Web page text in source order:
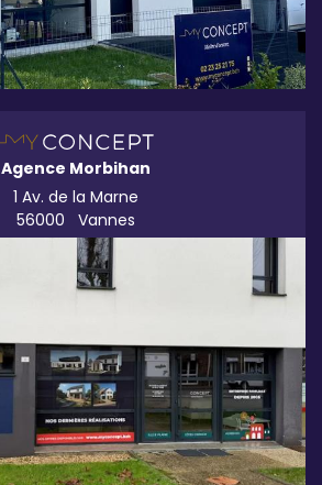
Agence Morbihan
1 Av. de la Marne
56000
Vannes